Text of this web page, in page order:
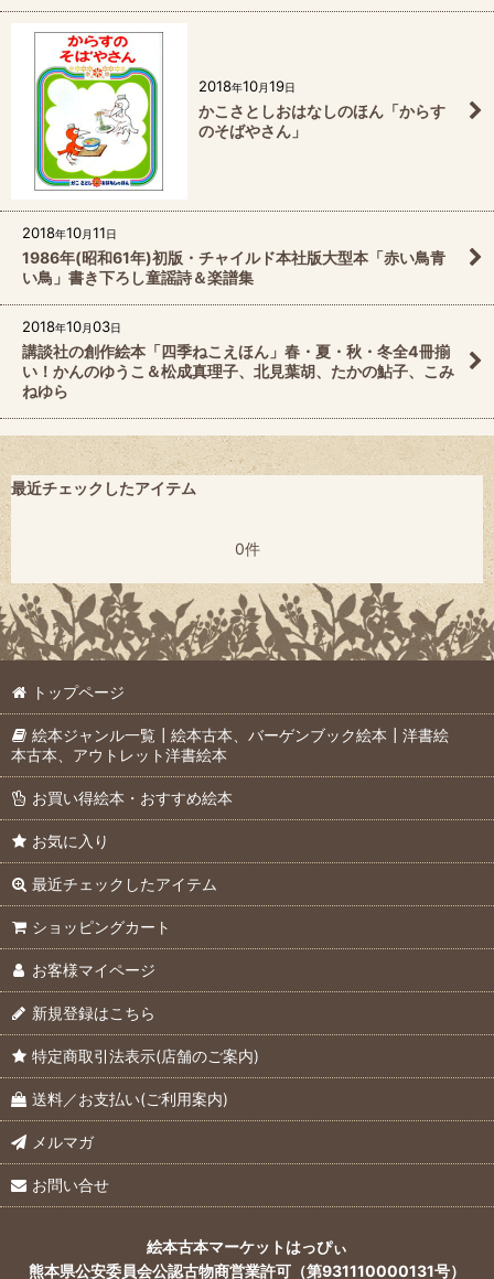
2018年10月19日
かこさとしおはなしのほん「からす
のそばやさん」
2018年10月11日
1986年(昭和61年)初版・チャイルド本社版大型本「赤い鳥青
い鳥」書き下ろし童謡詩＆楽譜集
2018年10月03日
講談社の創作絵本「四季ねこえほん」春・夏・秋・冬全4冊揃
い！かんのゆうこ＆松成真理子、北見葉胡、たかの鮎子、こみ
ねゆら
最近チェックしたアイテム
0件
トップページ
絵本ジャンル一覧┃絵本古本、バーゲンブック絵本┃洋書絵
本古本、アウトレット洋書絵本
お買い得絵本・おすすめ絵本
お気に入り
最近チェックしたアイテム
ショッピングカート
お客様マイページ
新規登録はこちら
特定商取引法表示(店舗のご案内)
送料／お支払い(ご利用案内)
メルマガ
お問い合せ
絵本古本マーケットはっぴぃ
熊本県公安委員会公認古物商営業許可（第931110000131号）